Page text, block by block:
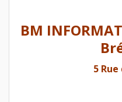
BM
5